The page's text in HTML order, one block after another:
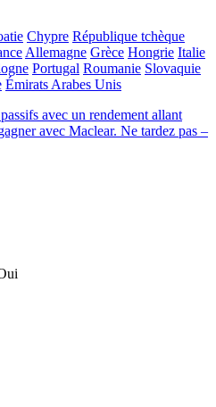
Chypre République tchèque
Allemagne Grèce Hongrie Italie
Portugal Roumanie Slovaquie
Émirats Arabes Unis
avec un rendement allant
avec Maclear. Ne tardez pas –